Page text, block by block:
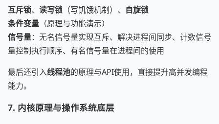
互斥锁、 读写锁 （写饥饿机制）、 自旋锁
条件变量 （原理与功能演示）
信号量：无名信号量实现互斥、解决进程间同步、计数信号
量控制执行顺序、有名信号量在进程间的使用
最后还引入线程池的原理与API使用，直接提升高并发编程
能力。
7. 内核原理与操作系统底层